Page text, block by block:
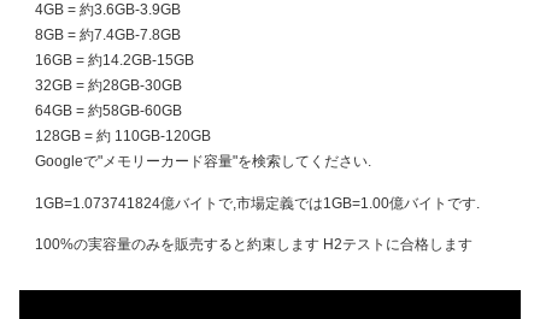
4GB = 約3.6GB-3.9GB
8GB = 約7.4GB-7.8GB
16GB = 約14.2GB-15GB
32GB = 約28GB-30GB
64GB = 約58GB-60GB
128GB = 約 110GB-120GB
Googleで"メモリーカード容量"を検索してください.
1GB=1.073741824億バイトで,市場定義では1GB=1.00億バイトです.
100%の実容量のみを販売すると約束します H2テストに合格します